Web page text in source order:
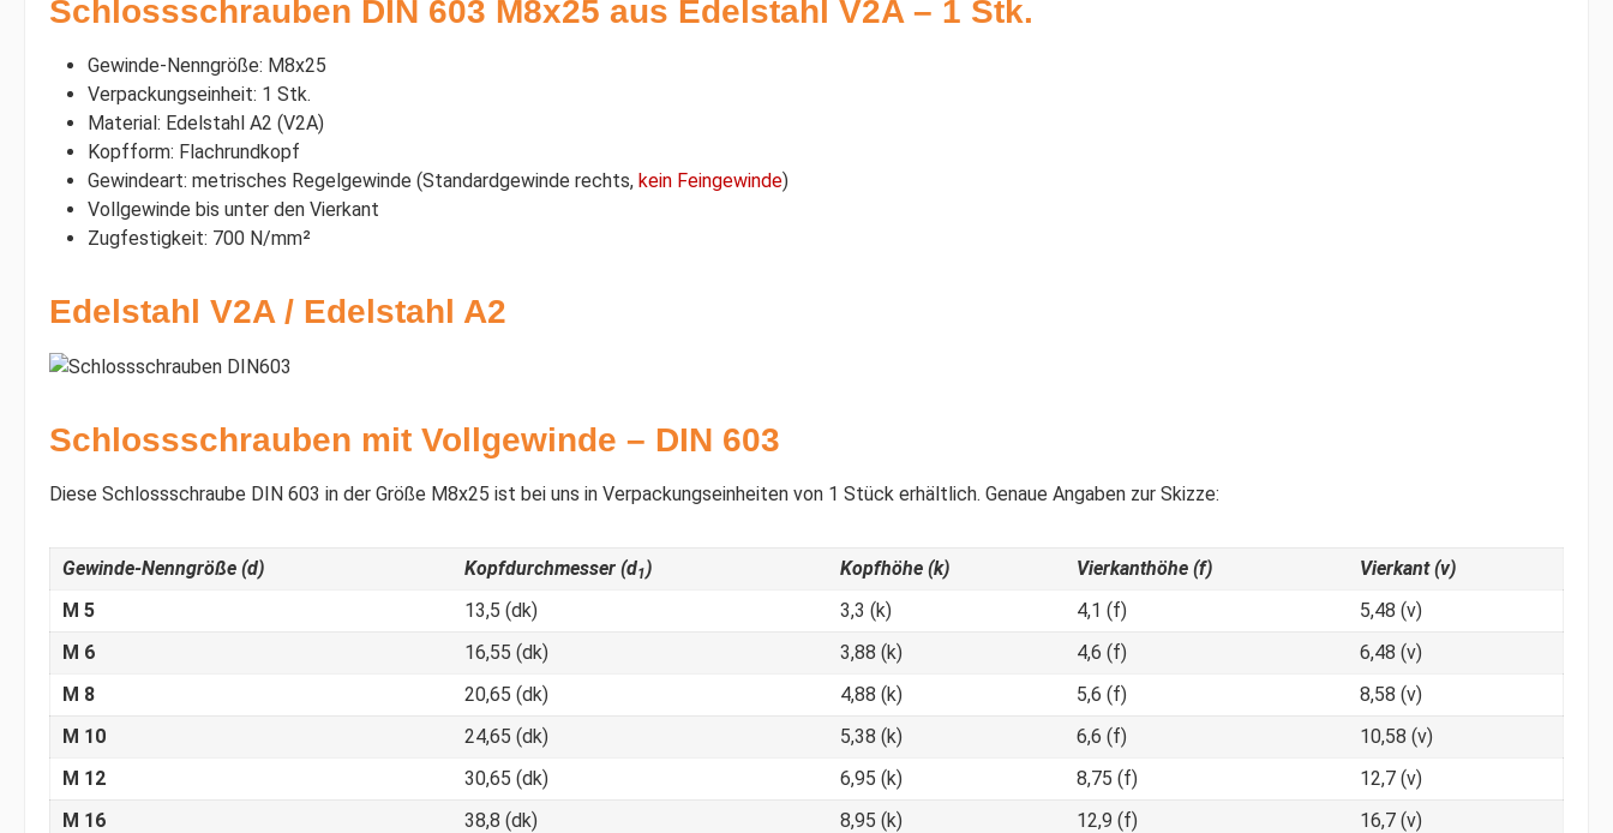
Schlossschrauben DIN 603 M8x25 aus Edelstahl V2A – 1 Stk.
Gewinde-Nenngröße: M8x25
Verpackungseinheit: 1 Stk.
Material: Edelstahl A2 (V2A)
Kopfform: Flachrundkopf
Gewindeart: metrisches Regelgewinde (Standardgewinde rechts, kein Feingewinde)
Vollgewinde bis unter den Vierkant
Zugfestigkeit: 700 N/mm²
Edelstahl V2A / Edelstahl A2
Schlossschrauben mit Vollgewinde – DIN 603
Diese Schlossschraube DIN 603 in der Größe M8x25 ist bei uns in Verpackungseinheiten von 1 Stück erhältlich. Genaue Angaben zur Skizze:
Gewinde-Nenngröße (d) Kopfdurchmesser (d1) Kopfhöhe (k) Vierkanthöhe (f)
Vierkant (v)
M 5
13,5 (dk) 3,3 (k) 4,1 (f)
5,48 (v)
M 6
16,55 (dk) 3,88 (k) 4,6 (f)
6,48 (v)
M 8
20,65 (dk) 4,88 (k) 5,6 (f)
8,58 (v)
M 10
24,65 (dk) 5,38 (k) 6,6 (f)
10,58 (v)
M 12
30,65 (dk) 6,95 (k) 8,75 (f)
12,7 (v)
M 16
38,8 (dk) 8,95 (k) 12,9 (f)
16,7 (v)